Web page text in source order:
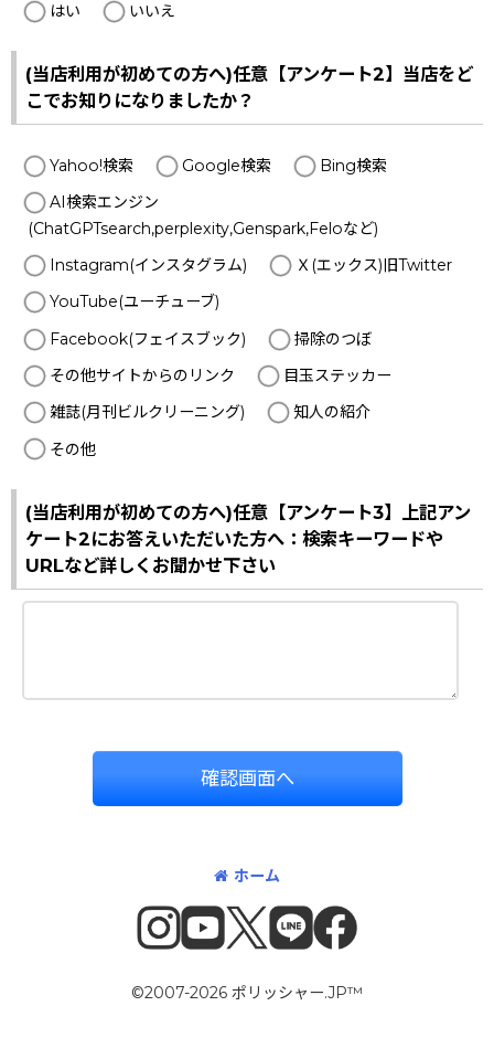
はい いいえ
(当店利用が初めての方へ)任意【アンケート2】当店をど
こでお知りになりましたか？
Yahoo!検索 Google検索
Bing検索
AI検索エンジン
(ChatGPTsearch,perplexity,Genspark,Feloなど)
Instagram(インスタグラム)
Ｘ(エックス)旧Twitter
YouTube(ユーチューブ)
Facebook(フェイスブック)
掃除のつぼ
その他サイトからのリンク
目玉ステッカー
雑誌(月刊ビルクリーニング)
知人の紹介
その他
(当店利用が初めての方へ)任意【アンケート3】上記アン
ケート2にお答えいただいた方へ：検索キーワードや
URLなど詳しくお聞かせ下さい
確認画面へ
ホーム
©2007-2026 ポリッシャー.JP™